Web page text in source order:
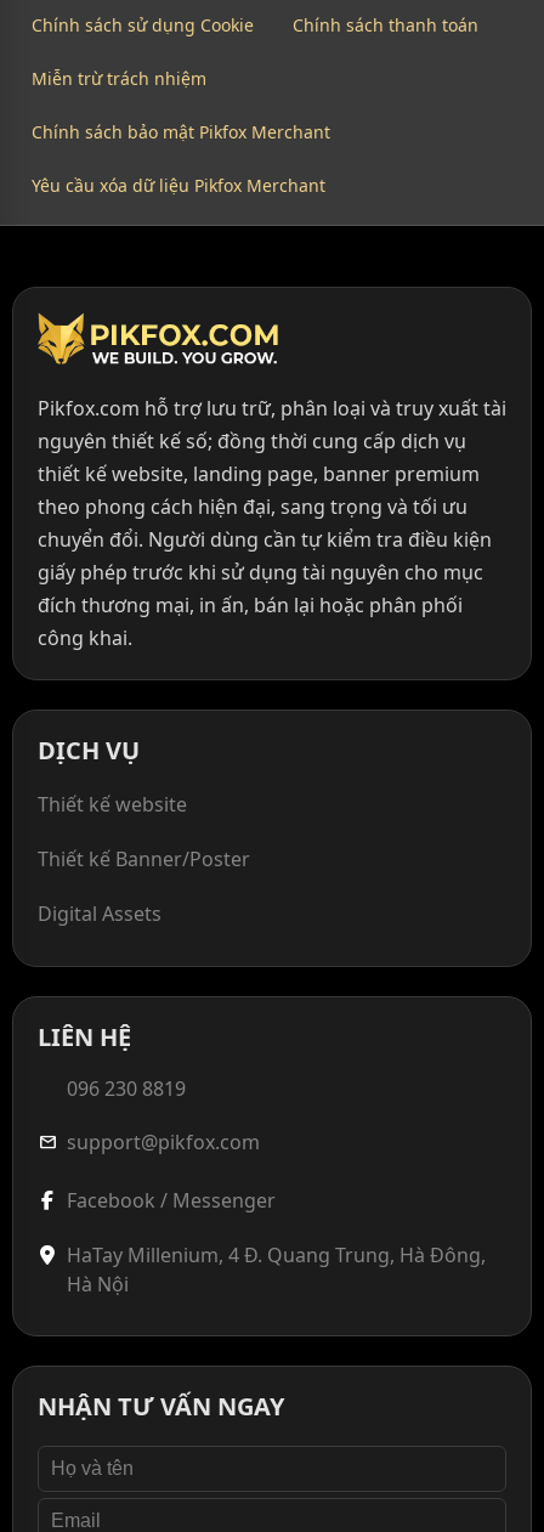
Chính sách sử dụng Cookie Chính sách thanh toán
Miễn trừ trách nhiệm
Chính sách bảo mật Pikfox Merchant
Yêu cầu xóa dữ liệu Pikfox Merchant
Pikfox.com hỗ trợ lưu trữ, phân loại và truy xuất tài
nguyên thiết kế số; đồng thời cung cấp dịch vụ
thiết kế website, landing page, banner premium
theo phong cách hiện đại, sang trọng và tối ưu
chuyển đổi. Người dùng cần tự kiểm tra điều kiện
giấy phép trước khi sử dụng tài nguyên cho mục
đích thương mại, in ấn, bán lại hoặc phân phối
công khai.
DỊCH VỤ
Thiết kế website
Thiết kế Banner/Poster
Digital Assets
LIÊN HỆ
096 230 8819
mail support@pikfox.com
Facebook / Messenger
HaTay Millenium, 4 Đ. Quang Trung, Hà Đông,
Hà Nội
NHẬN TƯ VẤN NGAY